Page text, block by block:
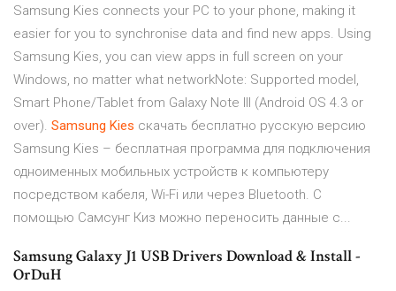
Samsung Kies connects your PC to your phone, making it
easier for you to synchronise data and find new apps. Using
Samsung Kies, you can view apps in full screen on your
Windows, no matter what networkNote: Supported model,
Smart Phone/Tablet from Galaxy Note III (Android OS 4.3 or
over). Samsung Kies скачать бесплатно русскую версию
Samsung Kies – бесплатная программа для подключения
одноименных мобильных устройств к компьютеру
посредством кабеля, Wi-Fi или через Bluetooth. С
помощью Самсунг Киз можно переносить данные с...
Samsung Galaxy J1 USB Drivers Download & Install -
OrDuH